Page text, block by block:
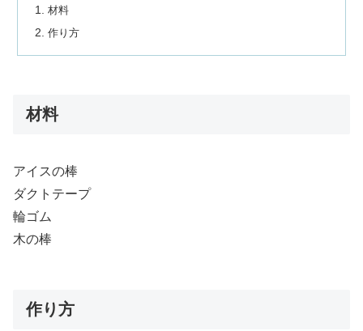
材料
作り方
材料
アイスの棒
ダクトテープ
輪ゴム
木の棒
作り方